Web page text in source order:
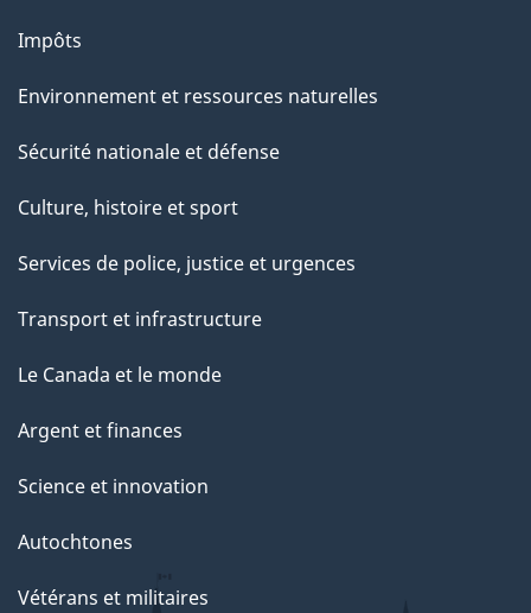
Impôts
Environnement et ressources naturelles
Sécurité nationale et défense
Culture, histoire et sport
Services de police, justice et urgences
Transport et infrastructure
Le Canada et le monde
Argent et finances
Science et innovation
Autochtones
Vétérans et militaires